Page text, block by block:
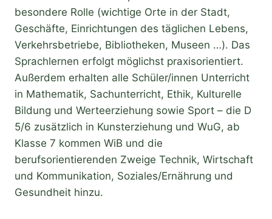
besondere Rolle (wichtige Orte in der Stadt,
Geschäfte, Einrichtungen des täglichen Lebens,
Verkehrsbetriebe, Bibliotheken, Museen …). Das
Sprachlernen erfolgt möglichst praxisorientiert.
Außerdem erhalten alle Schüler/innen Unterricht
in Mathematik, Sachunterricht, Ethik, Kulturelle
Bildung und Werteerziehung sowie Sport – die D
5/6 zusätzlich in Kunsterziehung und WuG, ab
Klasse 7 kommen WiB und die
berufsorientierenden Zweige Technik, Wirtschaft
und Kommunikation, Soziales/Ernährung und
Gesundheit hinzu.